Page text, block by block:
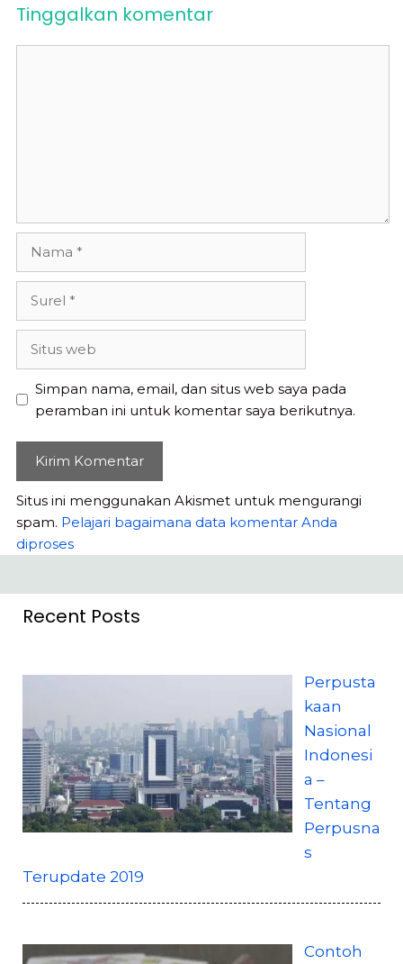
Tinggalkan komentar
Simpan nama, email, dan situs web saya pada
peramban ini untuk komentar saya berikutnya.
Situs ini menggunakan Akismet untuk mengurangi
spam. Pelajari bagaimana data komentar Anda
diproses
Recent Posts
Perpusta
kaan
Nasional
Indonesi
a –
Tentang
Perpusna
s
Terupdate 2019
Contoh